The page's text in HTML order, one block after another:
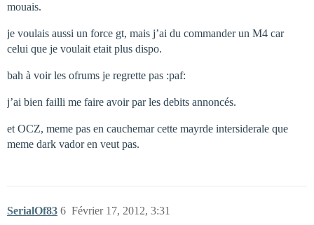
mouais.
je voulais aussi un force gt, mais j’ai du commander un M4 car
celui que je voulait etait plus dispo.
bah à voir les ofrums je regrette pas :paf:
j’ai bien failli me faire avoir par les debits annoncés.
et OCZ, meme pas en cauchemar cette mayrde intersiderale que
meme dark vador en veut pas.
SerialOf83 Février 17, 2012, 3:31
6